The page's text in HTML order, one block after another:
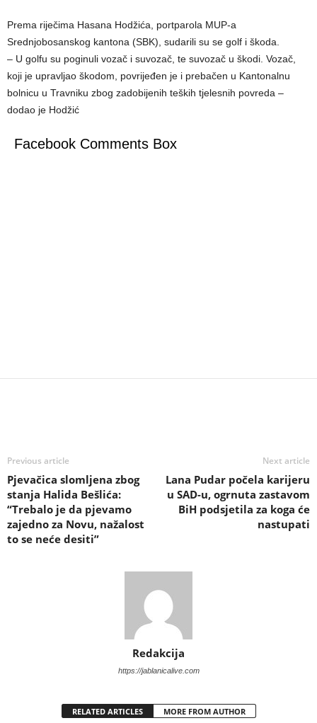
Prema riječima Hasana Hodžića, portparola MUP-a
Srednjobosanskog kantona (SBK), sudarili su se golf i škoda.
– U golfu su poginuli vozač i suvozač, te suvozač u škodi. Vozač,
koji je upravljao škodom, povrijeđen je i prebačen u Kantonalnu
bolnicu u Travniku zbog zadobijenih teških tjelesnih povreda –
dodao je Hodžić
Facebook Comments Box
Previous article
Pjevačica slomljena zbog
stanja Halida Bešlića:
“Trebalo je da pjevamo
zajedno za Novu, nažalost
to se neće desiti”
Next article
Lana Pudar počela karijeru
u SAD-u, ogrnuta zastavom
BiH podsjetila za koga će
nastupati
Redakcija
https://jablanicalive.com
RELATED ARTICLES MORE FROM AUTHOR